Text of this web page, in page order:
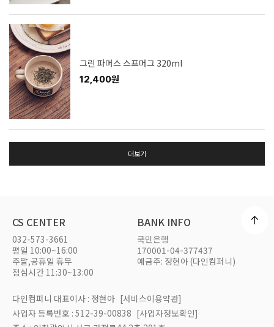
그린 파머스 스프머그 320ml
12,400원
더보기
CS CENTER
032-573-3661
평일 10:00~16:00
주말,공휴일 휴무
점심시간 11:30~13:00
BANK INFO
국민은행
170001-04-377437
예금주: 정현아 (다인컴퍼니)
다인컴퍼니 대표이사 : 정현아 [서비스이용약관]
사업자 등록번호 : 512-39-00838 [사업자정보확인]